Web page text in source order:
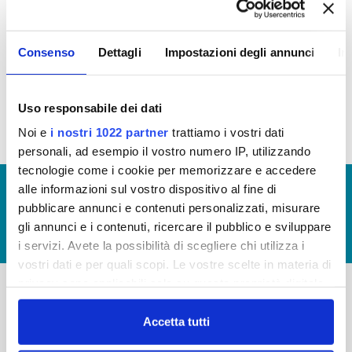
Consenso Dettagli Impostazioni degli annunci
Uso responsabile dei dati
Noi e i nostri 1022 partner trattiamo i vostri dati
personali, ad esempio il vostro numero IP, utilizzando
tecnologie come i cookie per memorizzare e accedere
alle informazioni sul vostro dispositivo al fine di
pubblicare annunci e contenuti personalizzati, misurare
gli annunci e i contenuti, ricercare il pubblico e sviluppare
i servizi. Avete la possibilità di scegliere chi utilizza i
vostri dati e per quali scopi. Le vostre scelte in materia di
in cui avete effettuato le vostre scelte. È possibile
modificare o revocare il proprio consenso in qualsiasi
momento dalla Dichiarazione sui cookie o facendo clic
Accetta tutti
OPERE PUBBLICHE
In questa sezione puoi trovare ilprogramma degli
interventi di Publiacqua 2020 - 2024(visualizza
© Copyright 2017 - 2026
GLOSSARIO
GIUDICA IL SERVIZIO
LAVORA CON NOI
Publiacqua S.p.A
-
FAQ